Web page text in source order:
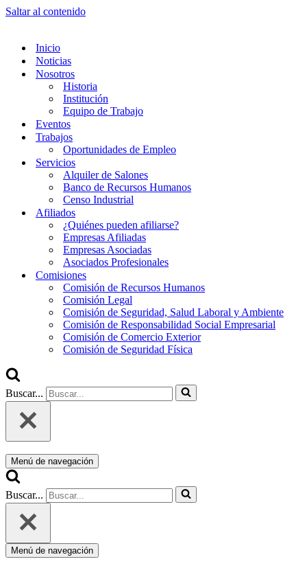
Saltar al contenido
Inicio
Noticias
Nosotros
Historia
Institución
Equipo de Trabajo
Eventos
Trabajos
Oportunidades de Empleo
Servicios
Alquiler de Salones
Banco de Recursos Humanos
Censo Industrial
Afiliados
¿Quiénes pueden afiliarse?
Empresas Afiliadas
Empresas Asociadas
Asociados Profesionales
Comisiones
Comisión de Recursos Humanos
Comisión Legal
Comisión de Seguridad, Salud Laboral y Ambiente
Comisión de Responsabilidad Social Empresarial
Comisión de Comercio Exterior
Comisión de Seguridad Física
Buscar...
Menú de navegación
Buscar...
Menú de navegación